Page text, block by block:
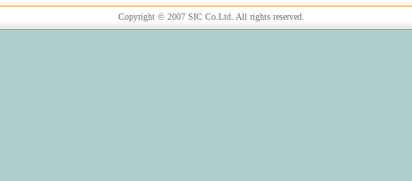
Copyright © 2007 SIC Co.Ltd. All rights reserved.